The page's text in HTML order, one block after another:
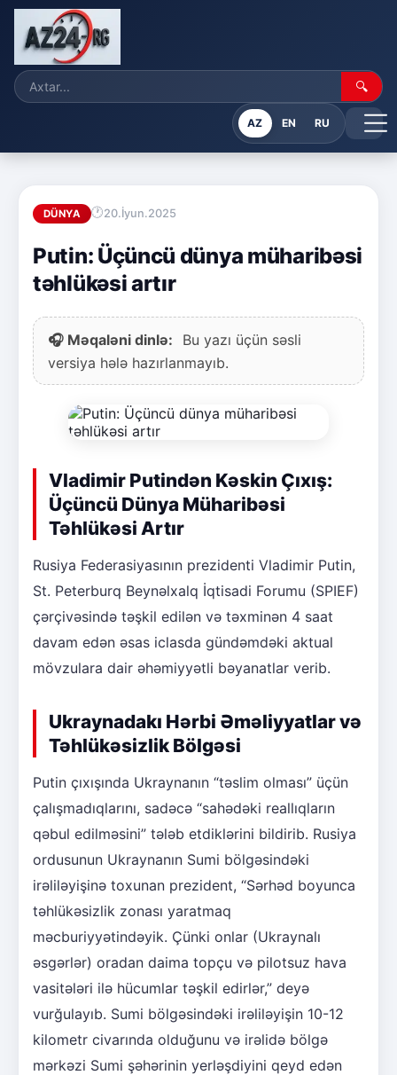
🔍
AZ EN RU
DÜNYA 20.İyun.2025
Putin: Üçüncü dünya müharibəsi
təhlükəsi artır
🎧 Məqaləni dinlə:
Bu yazı üçün səsli
versiya hələ hazırlanmayıb.
Vladimir Putindən Kəskin Çıxış:
Üçüncü Dünya Müharibəsi
Təhlükəsi Artır
Rusiya Federasiyasının prezidenti Vladimir Putin,
St. Peterburq Beynəlxalq İqtisadi Forumu (SPIEF)
çərçivəsində təşkil edilən və təxminən 4 saat
davam edən əsas iclasda gündəmdəki aktual
mövzulara dair əhəmiyyətli bəyanatlar verib.
Ukraynadakı Hərbi Əməliyyatlar və
Təhlükəsizlik Bölgəsi
Putin çıxışında Ukraynanın “təslim olması” üçün
çalışmadıqlarını, sadəcə “sahədəki reallıqların
qəbul edilməsini” tələb etdiklərini bildirib. Rusiya
ordusunun Ukraynanın Sumi bölgəsindəki
irəliləyişinə toxunan prezident, “Sərhəd boyunca
təhlükəsizlik zonası yaratmaq
məcburiyyətindəyik. Çünki onlar (Ukraynalı
əsgərlər) oradan daima topçu və pilotsuz hava
vasitələri ilə hücumlar təşkil edirlər,” deyə
vurğulayıb. Sumi bölgəsindəki irəliləyişin 10-12
kilometr civarında olduğunu və irəlidə bölgə
mərkəzi Sumi şəhərinin yerləşdiyini qeyd edən